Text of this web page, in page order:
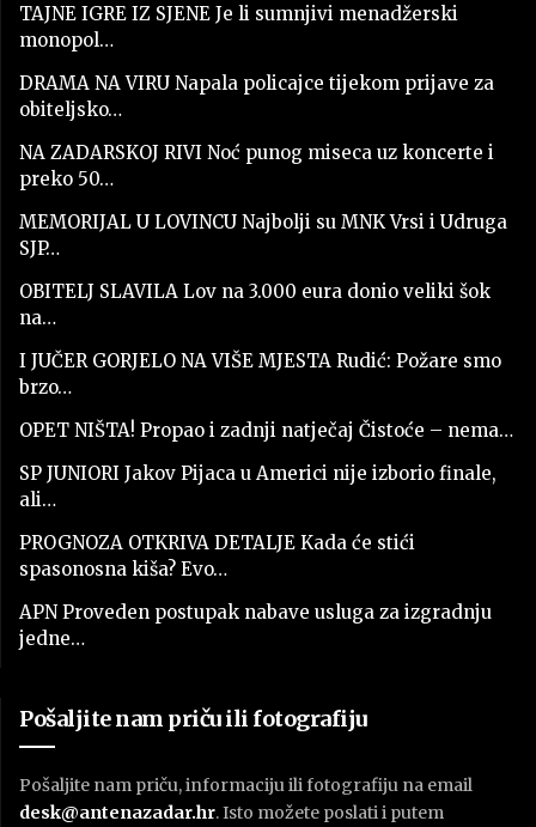
TAJNE IGRE IZ SJENE Je li sumnjivi menadžerski
monopol…
DRAMA NA VIRU Napala policajce tijekom prijave za
obiteljsko…
NA ZADARSKOJ RIVI Noć punog miseca uz koncerte i
preko 50…
MEMORIJAL U LOVINCU Najbolji su MNK Vrsi i Udruga
SJP…
OBITELJ SLAVILA Lov na 3.000 eura donio veliki šok
na…
I JUČER GORJELO NA VIŠE MJESTA Rudić: Požare smo
brzo…
OPET NIŠTA! Propao i zadnji natječaj Čistoće – nema…
SP JUNIORI Jakov Pijaca u Americi nije izborio finale,
ali…
PROGNOZA OTKRIVA DETALJE Kada će stići
spasonosna kiša? Evo…
APN Proveden postupak nabave usluga za izgradnju
jedne…
Pošaljite nam priču ili fotografiju
Pošaljite nam priču, informaciju ili fotografiju na email
desk@antenazadar.hr. Isto možete poslati i putem